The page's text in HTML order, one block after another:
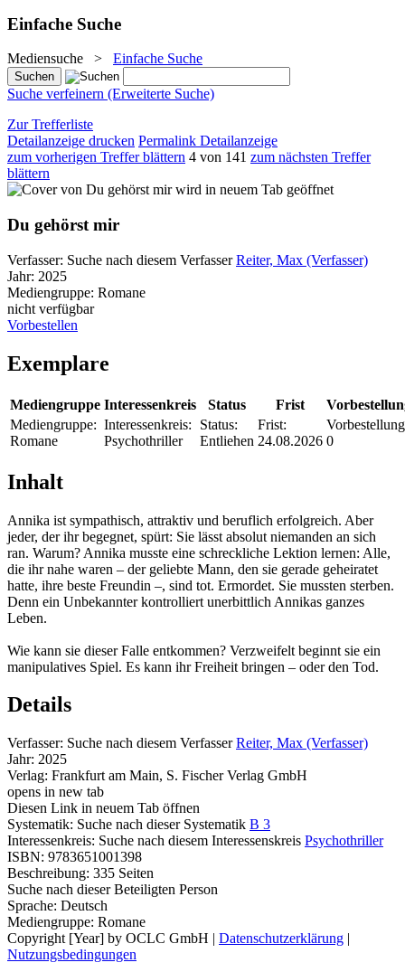
Einfache Suche
Mediensuche > Einfache Suche
Suche verfeinern (Erweiterte Suche)
Zur Trefferliste
Detailanzeige drucken Permalink Detailanzeige
zum vorherigen Treffer blättern 4 von 141 zum nächsten Treffer
blättern
wird in neuem Tab geöffnet
Du gehörst mir
Verfasser: Suche nach diesem Verfasser Reiter, Max (Verfasser)
Jahr: 2025
Mediengruppe: Romane
nicht verfügbar
Vorbestellen
Exemplare
Mediengruppe Interessenkreis Status Frist
Mediengruppe:
Romane
Interessenkreis:
Psychothriller
Status:
Entliehen
Frist:
24.08.2026 0
Inhalt
Annika ist sympathisch, attraktiv und beruflich erfolgreich. Aber
jeder, der ihr begegnet, spürt: Sie lässt absolut niemanden an sich
ran. Warum? Annika musste eine schreckliche Lektion lernen: Alle,
die ihr nahe waren – der geliebte Mann, den sie gerade geheiratet
hatte, ihre beste Freundin –, sind tot. Ermordet. Sie mussten sterben.
Denn ein Unbekannter kontrolliert unerbittlich Annikas ganzes
Leben.
Wie kann sie dieser Falle entkommen? Verzweifelt beginnt sie ein
manipulatives Spiel. Es kann ihr Freiheit bringen – oder den Tod.
Details
Verfasser: Suche nach diesem Verfasser Reiter, Max (Verfasser)
Jahr: 2025
Verlag: Frankfurt am Main, S. Fischer Verlag GmbH
opens in new tab
Diesen Link in neuem Tab öffnen
Systematik: Suche nach dieser Systematik B 3
Interessenkreis: Suche nach diesem Interessenskreis Psychothriller
ISBN: 9783651001398
Beschreibung: 335 Seiten
Suche nach dieser Beteiligten Person
Sprache: Deutsch
Mediengruppe: Romane
Copyright [Year] by OCLC GmbH | Datenschutzerklärung |
Nutzungsbedingungen